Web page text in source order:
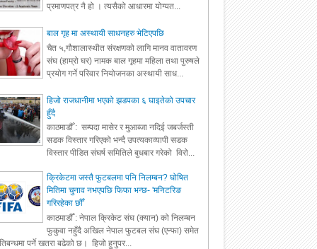
प्रमाणपत्र नै हो । त्यसैको आधारमा योग्यत...
बाल गृह मा अस्थायी साधनहरु भेटिएपछि
चैत ५,गौशालास्थीत संरक्षणको लागि मानव वातावरण
संघ (हाम्रो घर) नामक बाल गृहमा महिला तथा पुरुषले
प्रयोग गर्ने परिवार नियोजनका अस्थायी साध...
हिजो राजधानीमा भएको झडपका ६ घाइतेको उपचार
हुँदै
काठमाडौँ : सम्पदा मासेर र मुआब्जा नदिई जबर्जस्ती
सडक विस्तार गरिएको भन्दै उपत्यकाव्यापी सडक
विस्तार पीडित संघर्ष समितिले बुधबार गरेको विरो...
क्रिकेटमा जस्तै फुटबलमा पनि निलम्बन? घोषित
मितिमा चुनाव नभएपछि फिफा भन्छ- 'मनिटरिङ
गरिरहेका छौँ'
काठमाडौँ : नेपाल क्रिकेट संघ (क्यान) को निलम्बन
फुकुवा नहुँदै अखिल नेपाल फुटबल संघ (एन्फा) समेत
पर्ने खतरा बढेको छ। हिजो हुनुपर...